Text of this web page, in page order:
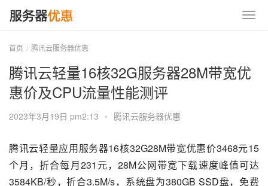
首页 腾讯云服务器优惠
腾讯云轻量16核32G服务器28M带宽优
惠价及CPU流量性能测评
2023年3月19日 pm2:13 • 腾讯云服务器优惠
腾讯云轻量应用服务器16核32G28M带宽优惠价3468元15
个月，折合每月231元，28M公网带宽下载速度峰值可达
3584KB/秒，折合3.5M/s，系统盘为380GB SSD盘，免费